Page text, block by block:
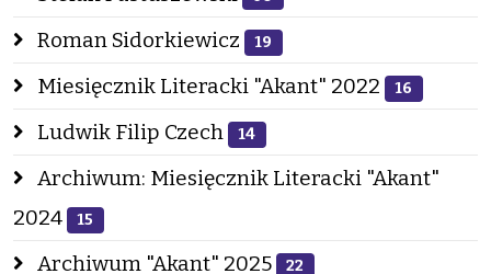
Roman Sidorkiewicz 19
Miesięcznik Literacki "Akant" 2022 16
Ludwik Filip Czech 14
Archiwum: Miesięcznik Literacki "Akant"
2024
15
Archiwum "Akant" 2025 22